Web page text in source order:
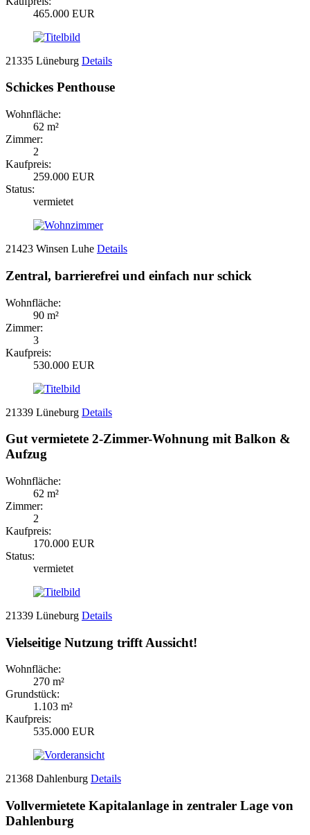
465.000 EUR
21335 Lüneburg Details
Schickes Penthouse
Wohnfläche:
62 m²
Zimmer:
2
Kaufpreis:
259.000 EUR
Status:
vermietet
21423 Winsen Luhe Details
Zentral, barrierefrei und einfach nur schick
Wohnfläche:
90 m²
Zimmer:
3
Kaufpreis:
530.000 EUR
21339 Lüneburg Details
Gut vermietete 2-Zimmer-Wohnung mit Balkon &
Aufzug
Wohnfläche:
62 m²
Zimmer:
2
Kaufpreis:
170.000 EUR
Status:
vermietet
21339 Lüneburg Details
Vielseitige Nutzung trifft Aussicht!
Wohnfläche:
270 m²
Grundstück:
1.103 m²
Kaufpreis:
535.000 EUR
21368 Dahlenburg Details
Vollvermietete Kapitalanlage in zentraler Lage von
Dahlenburg